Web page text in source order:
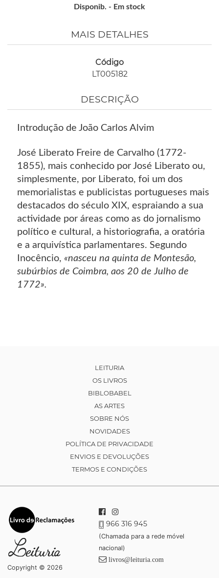
Disponib. - Em stock
MAIS DETALHES
Código
LT005182
DESCRIÇÃO
Introdução de João Carlos Alvim
José Liberato Freire de Carvalho (1772-
1855), mais conhecido por José Liberato ou,
simplesmente, por Liberato, foi um dos
memorialistas e publicistas portugueses mais
destacados do século XIX, espraiando a sua
actividade por áreas como as do jornalismo
político e cultural, a historiografia, a oratória
e a arquivística parlamentares. Segundo
Inocêncio, «nasceu na quinta de Montesão,
subúrbios de Coimbra, aos 20 de Julho de
1772».
LEITURIA
OS LIVROS
BIBLOBABEL
AS ARTES
SOBRE NÓS
NOVIDADES
POLÍTICA DE PRIVACIDADE
ENVIOS E DEVOLUÇÕES
TERMOS E CONDIÇÕES
Copyright © 2026
966 316 945
(Chamada para a rede móvel
nacional)
livros@leituria.com